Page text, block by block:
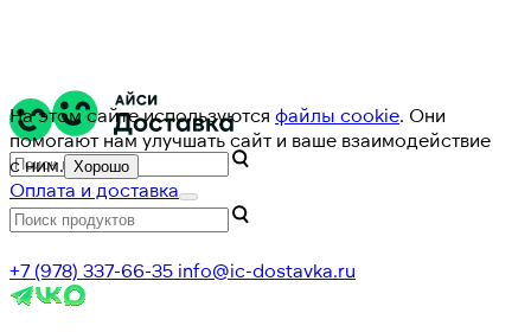
На этом сайте используются файлы cookie. Они
помогают нам улучшать сайт и ваше взаимодействие
с ним. Хорошо
Оплата и доставка
+7 (978) 337-66-35 info@ic-dostavka.ru